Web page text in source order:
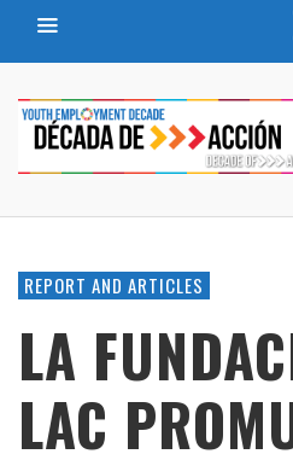
REPORT AND ARTICLES
LA
LAC